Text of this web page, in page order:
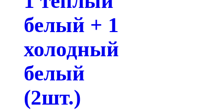
белый + 1
холодный
белый
(2шт.)